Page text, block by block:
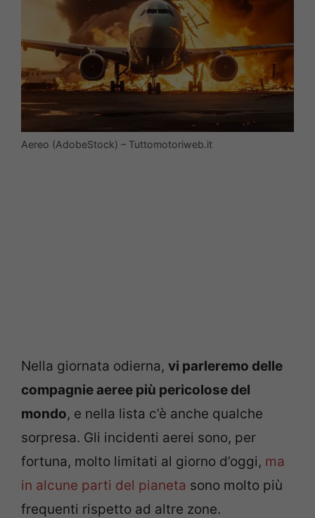
Aereo (AdobeStock) – Tuttomotoriweb.it
Nella giornata odierna, vi parleremo delle
compagnie aeree più pericolose del
mondo, e nella lista c’è anche qualche
sorpresa. Gli incidenti aerei sono, per
fortuna, molto limitati al giorno d’oggi, ma
in alcune parti del pianeta sono molto più
frequenti rispetto ad altre zone.